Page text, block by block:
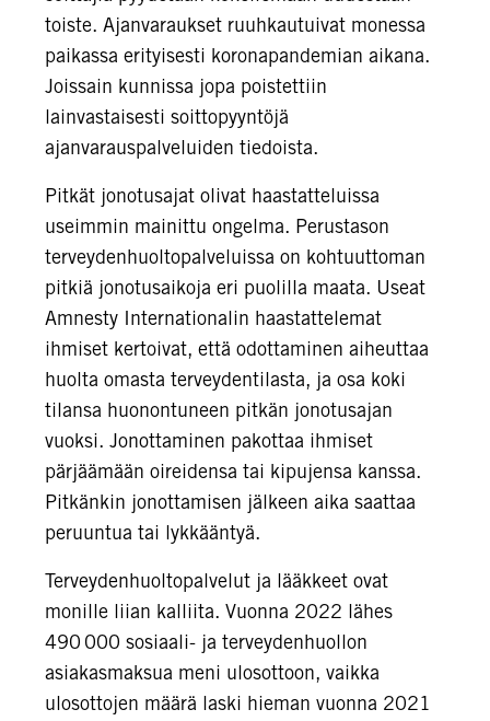
toiste. Ajanvaraukset ruuhkautuivat monessa
paikassa erityisesti koronapandemian aikana.
Joissain kunnissa jopa poistettiin
lainvastaisesti soittopyyntöjä
ajanvarauspalveluiden tiedoista.
Pitkät jonotusajat olivat haastatteluissa
useimmin mainittu ongelma. Perustason
terveydenhuoltopalveluissa on kohtuuttoman
pitkiä jonotusaikoja eri puolilla maata. Useat
Amnesty Internationalin haastattelemat
ihmiset kertoivat, että odottaminen aiheuttaa
huolta omasta terveydentilasta, ja osa koki
tilansa huonontuneen pitkän jonotusajan
vuoksi. Jonottaminen pakottaa ihmiset
pärjäämään oireidensa tai kipujensa kanssa.
Pitkänkin jonottamisen jälkeen aika saattaa
peruuntua tai lykkääntyä.
Terveydenhuoltopalvelut ja lääkkeet ovat
monille liian kalliita. Vuonna 2022 lähes
490 000 sosiaali- ja terveydenhuollon
asiakasmaksua meni ulosottoon, vaikka
ulosottojen määrä laski hieman vuonna 2021